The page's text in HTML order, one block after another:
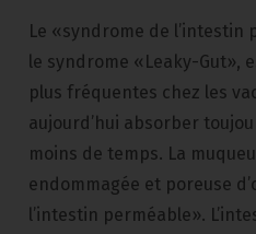
Le «syndrome de l’intestin
le syndrome «Leaky-Gut»,
plus fréquentes chez les
aujourd’hui absorber
moins de temps. La
endommagée et poreuse
l’intestin perméable».